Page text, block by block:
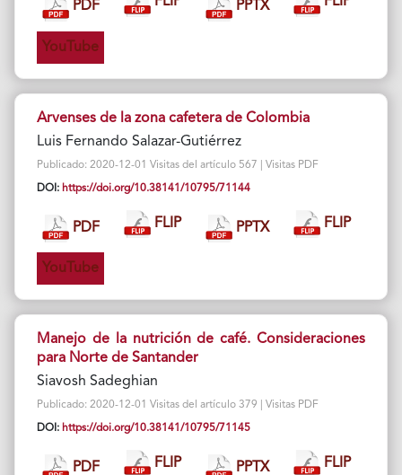
PDF PPTX
YouTube
Arvenses de la zona cafetera de Colombia
Luis Fernando Salazar-Gutiérrez
Publicado: 2020-12-01 Visitas del artículo 567 | Visitas PDF
DOI: https://doi.org/10.38141/10795/71144
PDF FLIP PPTX FLIP
YouTube
Manejo de la nutrición de café. Consideraciones
para Norte de Santander
Siavosh Sadeghian
Publicado: 2020-12-01 Visitas del artículo 379 | Visitas PDF
DOI: https://doi.org/10.38141/10795/71145
PDF FLIP PPTX FLIP